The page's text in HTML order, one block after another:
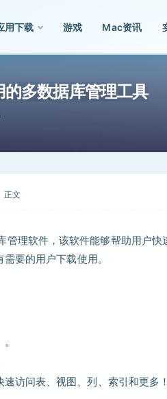
用下载 游戏 Mac资讯
多数据库管理工具
正文
理软件，该软件能够帮助用户
要的用户下载使用。
访问表、视图、列、索引和更多！